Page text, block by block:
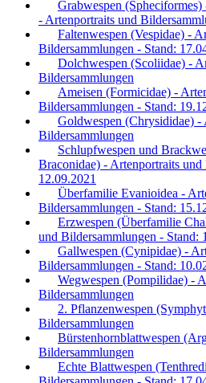
Grabwespen
- Artenportraits und
Faltenwespen (Vespidae) -
Bildersammlungen - Stand:
Dolchwespen (Scoliidae) -
Bildersammlungen
Ameisen (Formicidae) -
Bildersammlungen - Stand:
Goldwespen (Chrysididae) -
Bildersammlungen
Schlupfwespen und
Braconidae) - Artenportraits
12.09.2021
Überfamilie Evanioidea -
Bildersammlungen - Stand:
Erzwespen (Überfamilie
und Bildersammlungen - Stand:
Gallwespen (Cynipidae) -
Bildersammlungen - Stand:
Wegwespen (Pompilidae) -
Bildersammlungen
2. Pflanzenwespen
Bildersammlungen
Bürstenhornblattwespen
Bildersammlungen
Echte Blattwespen